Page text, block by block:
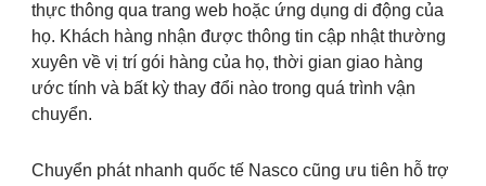
thực thông qua trang web hoặc ứng dụng di động của
họ. Khách hàng nhận được thông tin cập nhật thường
xuyên về vị trí gói hàng của họ, thời gian giao hàng
ước tính và bất kỳ thay đổi nào trong quá trình vận
chuyển.
Chuyển phát nhanh quốc tế Nasco cũng ưu tiên hỗ trợ